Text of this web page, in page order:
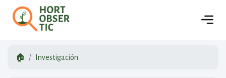
🏠 Investigación